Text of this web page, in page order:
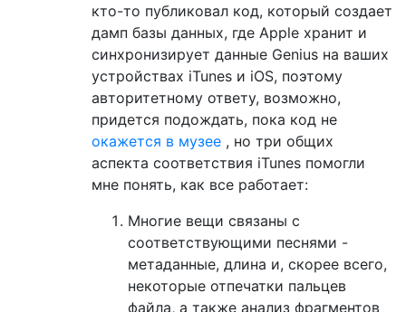
кто-то публиковал код, который создает
дамп базы данных, где Apple хранит и
синхронизирует данные Genius на ваших
устройствах iTunes и iOS, поэтому
авторитетному ответу, возможно,
придется подождать, пока код не
окажется в музее , но три общих
аспекта соответствия iTunes помогли
мне понять, как все работает:
Многие вещи связаны с
соответствующими песнями -
метаданные, длина и, скорее всего,
некоторые отпечатки пальцев
файла, а также анализ фрагментов